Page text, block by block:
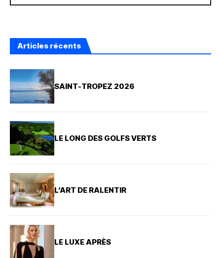
Articles récents
SAINT-TROPEZ 2026
LE LONG DES GOLFS VERTS
L’ART DE RALENTIR
LE LUXE APRÈS